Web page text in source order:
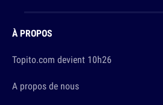
À PROPOS
Topito.com devient 10h26
A propos de nous